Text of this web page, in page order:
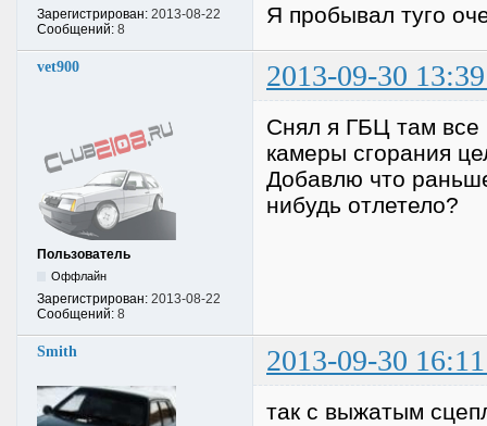
Зарегистрирован: 2013-08-22
Сообщений: 8
Я пробывал туго
vet900 2013-09-30
Пользователь
Оффлайн
Зарегистрирован: 2013-08-22
Сообщений: 8
Снял я ГБЦ там все
камеры сгорания
Добавлю что
нибудь отлетело?
Smith 2013-09-30
так с выжатым